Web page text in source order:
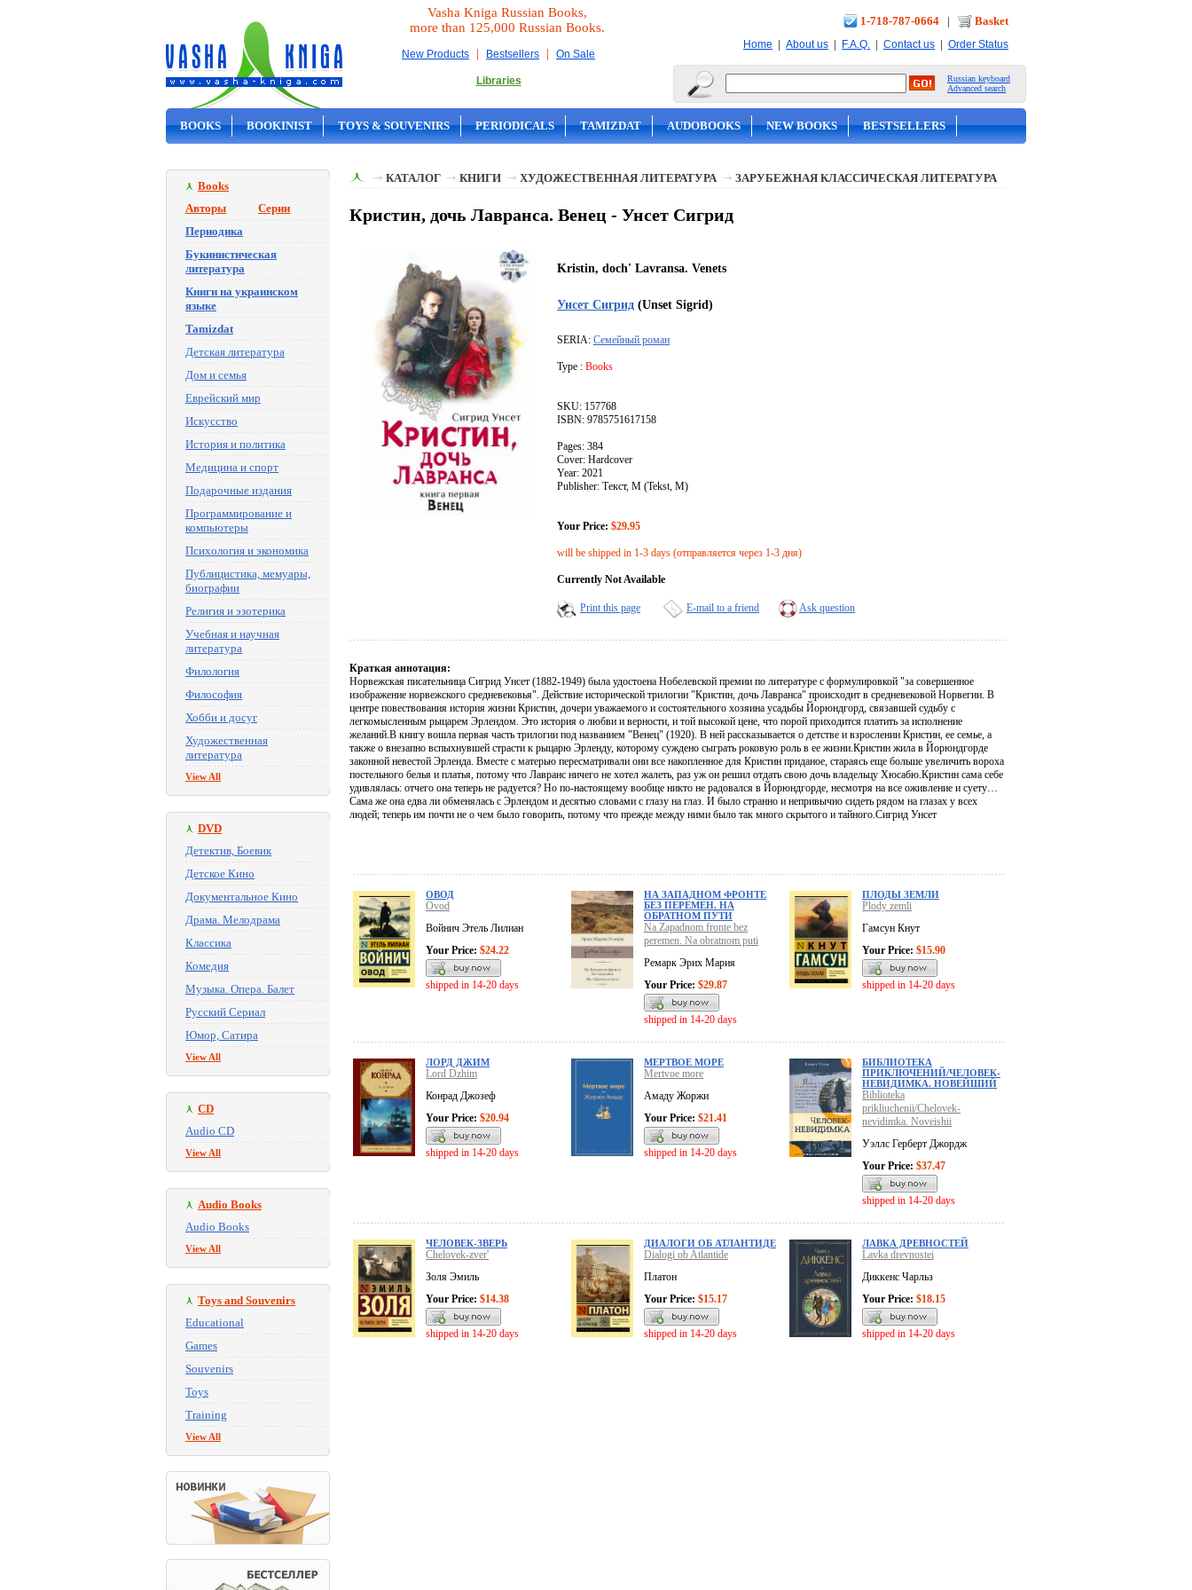
Vasha Kniga Russian Books,
more than 125,000 Russian Books.
New Products | Bestsellers | On Sale
Libraries
1-718-787-0664 | Basket
Home | About us | F.A.Q. | Contact us | Order Status
Russian keyboard
Advanced search
BOOKS BOOKINIST TOYS & SOUVENIRS PERIODICALS TAMIZDAT AUDOBOOKS NEW BOOKS BESTSELLERS
Books
Авторы
Серии
Периодика
Букинистическая
литература
Книги на украинском
языке
Tamizdat
Детская литература
Дом и семья
Еврейский мир
Искусство
История и политика
Медицина и спорт
Подарочные издания
Программирование и
компьютеры
Психология и экономика
Публицистика, мемуары,
биографии
Религия и эзотерика
Учебная и научная
литература
Филология
Философия
Хобби и досуг
Художественная
литература
View All
DVD
Детектив, Боевик
Детское Кино
Документальное Кино
Драма. Мелодрама
Классика
Комедия
Музыка. Опера. Балет
Русский Сериал
Юмор, Сатира
View All
CD
Audio CD
View All
Audio Books
Audio Books
View All
Toys and Souvenirs
Educational
Games
Souvenirs
Toys
Training
View All
КАТАЛОГ КНИГИ ХУДОЖЕСТВЕННАЯ ЛИТЕРАТУРА ЗАРУБЕЖНАЯ КЛАССИЧЕСКАЯ ЛИТЕРАТУРА
Кристин, дочь Лавранса. Венец - Унсет Сигрид
Kristin, doch' Lavransa. Venets
Унсет Сигрид (Unset Sigrid)
SERIA: Семейный роман
Type : Books
SKU: 157768
ISBN: 9785751617158
Pages: 384
Cover: Hardcover
Year: 2021
Publisher: Текст, М (Tekst, M)
Your Price: $29.95
will be shipped in 1-3 days (отправляется через 1-3 дня)
Currently Not Available
Print this page E-mail to a friend Ask question
Краткая аннотация:
Норвежская писательница Сигрид Унсет (1882-1949) была удостоена Нобелевской премии по литературе с формулировкой "за совершенное
изображение норвежского средневековья". Действие исторической трилогии "Кристин, дочь Лавранса" происходит в средневековой Норвегии. В
центре повествования история жизни Кристин, дочери уважаемого и состоятельного хозяина усадьбы Йорюндгорд, связавшей судьбу с
легкомысленным рыцарем Эрлендом. Это история о любви и верности, и той высокой цене, что порой приходится платить за исполнение
желаний.В книгу вошла первая часть трилогии под названием "Венец" (1920). В ней рассказывается о детстве и взрослении Кристин, ее семье, а
также о внезапно вспыхнувшей страсти к рыцарю Эрленду, которому суждено сыграть роковую роль в ее жизни.Кристин жила в Йорюндгорде
законной невестой Эрленда. Вместе с матерью пересматривали они все накопленное для Кристин приданое, стараясь еще больше увеличить вороха
постельного белья и платья, потому что Лавранс ничего не хотел жалеть, раз уж он решил отдать свою дочь владельцу Хюсабю.Кристин сама себе
удивлялась: отчего она теперь не радуется? Но по-настоящему вообще никто не радовался в Йорюндгорде, несмотря на все оживление и суету…
Сама же она едва ли обменялась с Эрлендом и десятью словами с глазу на глаз. И было странно и непривычно сидеть рядом на глазах у всех
людей; теперь им почти не о чем было говорить, потому что прежде между ними было так много скрытого и тайного.Сигрид Унсет
ОВОД
Ovod
Войнич Этель Лилиан
Your Price: $24.22
shipped in 14-20 days
НА ЗАПАДНОМ ФРОНТЕ
БЕЗ ПЕРЕМЕН. НА
ОБРАТНОМ ПУТИ
Na Zapadnom fronte bez
peremen. Na obratnom puti
Ремарк Эрих Мария
Your Price: $29.87
shipped in 14-20 days
ПЛОДЫ ЗЕМЛИ
Plody zemli
Гамсун Кнут
Your Price: $15.90
shipped in 14-20 days
ЛОРД ДЖИМ
Lord Dzhim
Конрад Джозеф
Your Price: $20.94
shipped in 14-20 days
МЕРТВОЕ МОРЕ
Mertvoe more
Амаду Жоржи
Your Price: $21.41
shipped in 14-20 days
БИБЛИОТЕКА
ПРИКЛЮЧЕНИЙ/ЧЕЛОВЕК-
НЕВИДИМКА. НОВЕЙШИЙ
Biblioteka
prikliuchenii/Chelovek-
nevidimka. Noveishii
Уэллс Герберт Джордж
Your Price: $37.47
shipped in 14-20 days
ЧЕЛОВЕК-ЗВЕРЬ
Chelovek-zver'
Золя Эмиль
Your Price: $14.38
shipped in 14-20 days
ДИАЛОГИ ОБ АТЛАНТИДЕ
Dialogi ob Atlantide
Платон
Your Price: $15.17
shipped in 14-20 days
ЛАВКА ДРЕВНОСТЕЙ
Lavka drevnostei
Диккенс Чарльз
Your Price: $18.15
shipped in 14-20 days